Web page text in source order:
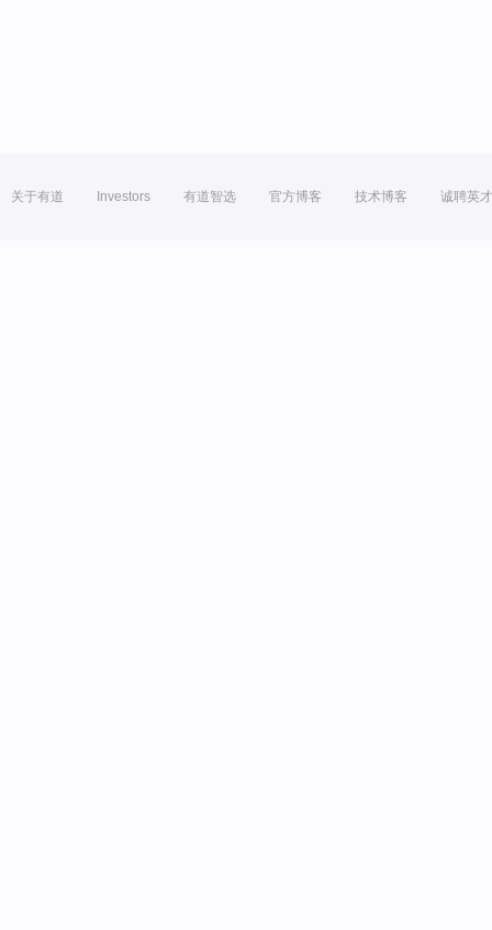
关于有道 Investors 有道智选 官方博客 技术博客 诚聘英才